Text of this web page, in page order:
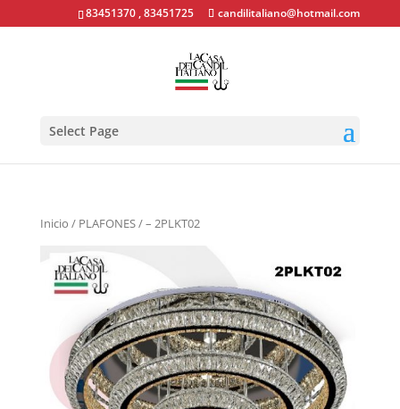
83451370 , 83451725 candilitaliano@hotmail.com
Select Page
Inicio / PLAFONES/ – 2PLKT02